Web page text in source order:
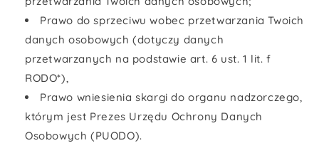
Prawo do sprzeciwu wobec przetwarzania Twoich
danych osobowych (dotyczy danych
przetwarzanych na podstawie art. 6 ust. 1 lit. f
RODO*),
Prawo wniesienia skargi do organu nadzorczego,
którym jest Prezes Urzędu Ochrony Danych
Osobowych (PUODO).